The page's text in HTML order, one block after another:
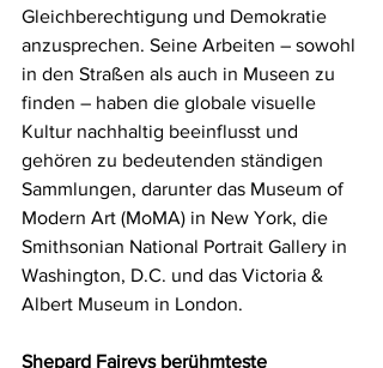
Gleichberechtigung und Demokratie
anzusprechen. Seine Arbeiten – sowohl
in den Straßen als auch in Museen zu
finden – haben die globale visuelle
Kultur nachhaltig beeinflusst und
gehören zu bedeutenden ständigen
Sammlungen, darunter das Museum of
Modern Art (MoMA) in New York, die
Smithsonian National Portrait Gallery in
Washington, D.C. und das Victoria &
Albert Museum in London.
Shepard Faireys berühmteste